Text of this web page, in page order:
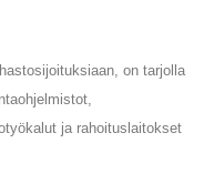
on tarjolla
ja rahoituslaitokset